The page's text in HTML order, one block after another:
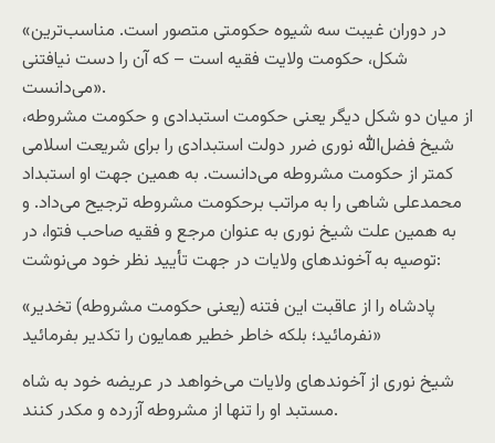
«در دوران غیبت سه شیوه حکومتی متصور است. مناسب‌ترین
شکل، حکومت ولایت فقیه است – که آن را دست نیافتنی
می‌دانست».
از میان دو شکل دیگر یعنی حکومت استبدادی و حکومت مشروطه،
شیخ فضل‌الله نوری ضرر دولت استبدادی را برای شریعت اسلامی
کمتر از حکومت مشروطه می‌دانست. به همین جهت او استبداد
محمدعلی شاهی را به مراتب برحکومت مشروطه ترجیح می‌داد. و
به همین علت شیخ نوری به عنوان مرجع و فقیه صاحب فتوا، در
توصیه به آخوندهای ولایات در جهت تأیید نظر خود می‌نوشت:
«پادشاه را از عاقبت این فتنه (یعنی حکومت مشروطه) تخدیر
نفرمائید؛ بلکه خاطر خطیر همایون را تکدیر بفرمائید»
شیخ نوری از آخوندهای ولایات می‌خواهد در عریضه خود به شاه
مستبد او را تنها از مشروطه آزرده و مکدر کنند.